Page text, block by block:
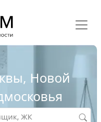
Новой
ЖК